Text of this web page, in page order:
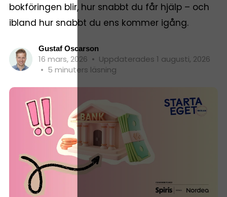
bokföringen blir, hur snabbt du får hjälp – och
ibland hur snabbt du ens kommer igång.
Gustaf Oscarson
16 mars, 2026 • Uppdaterades 1 augusti, 2026
• 5 minuters läsning